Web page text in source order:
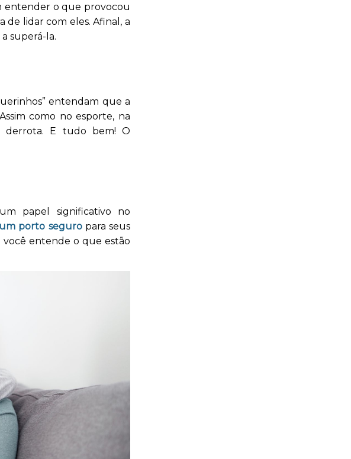
entender o que provocou
de lidar com eles. Afinal, a
superá-la.
entendam que a
como no esporte, na
derrota. E tudo bem! O
papel significativo no
porto seguropara seus
você entende o que estão